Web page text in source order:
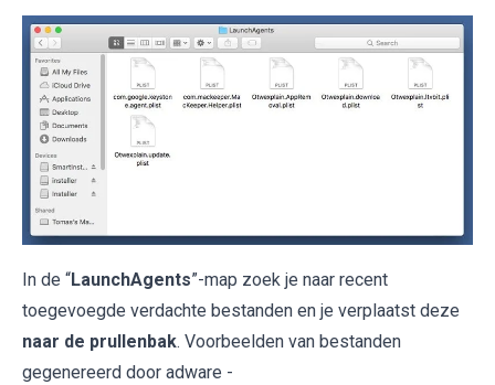
In de “LaunchAgents”-map zoek je naar recent
toegevoegde verdachte bestanden en je verplaatst deze
naar de prullenbak. Voorbeelden van bestanden
gegenereerd door adware -